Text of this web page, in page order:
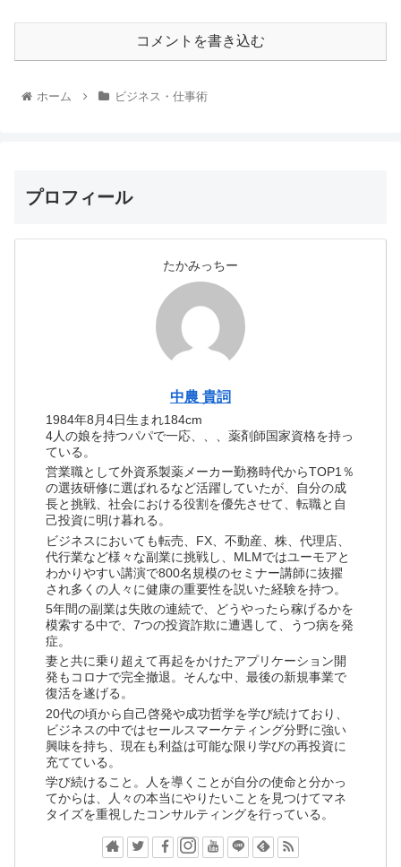
コメントを書き込む
ホーム ビジネス・仕事術
プロフィール
たかみっちー
中農 貴詞
1984年8月4日生まれ184cm
4人の娘を持つパパで一応、、、薬剤師国家資格を持っ
ている。
営業職として外資系製薬メーカー勤務時代からTOP1％
の選抜研修に選ばれるなど活躍していたが、自分の成
長と挑戦、社会における役割を優先させて、転職と自
己投資に明け暮れる。
ビジネスにおいても転売、FX、不動産、株、代理店、
代行業など様々な副業に挑戦し、MLMではユーモアと
わかりやすい講演で800名規模のセミナー講師に抜擢
され多くの人々に健康の重要性を説いた経験を持つ。
5年間の副業は失敗の連続で、どうやったら稼げるかを
模索する中で、7つの投資詐欺に遭遇して、うつ病を発
症。
妻と共に乗り超えて再起をかけたアプリケーション開
発もコロナで完全撤退。そんな中、最後の新規事業で
復活を遂げる。
20代の頃から自己啓発や成功哲学を学び続けており、
ビジネスの中ではセールスマーケティング分野に強い
興味を持ち、現在も利益は可能な限り学びの再投資に
充てている。
学び続けること。人を導くことが自分の使命と分かっ
てからは、人々の本当にやりたいことを見つけてマネ
タイズを重視したコンサルティングを行っている。